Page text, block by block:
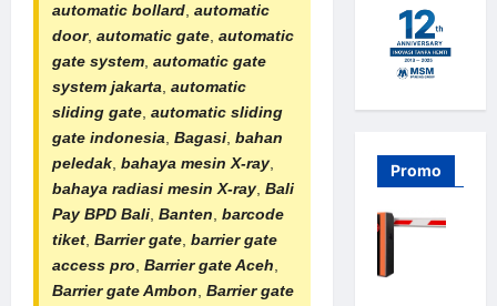
automatic bollard, automatic
door, automatic gate, automatic
gate system, automatic gate
system jakarta, automatic
sliding gate, automatic sliding
gate indonesia, Bagasi, bahan
peledak, bahaya mesin X-ray,
bahaya radiasi mesin X-ray, Bali
Pay BPD Bali, Banten, barcode
tiket, Barrier gate, barrier gate
access pro, Barrier gate Aceh,
Barrier gate Ambon, Barrier gate
Promo